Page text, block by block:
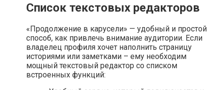
Список текстовых редакторов
«Продолжение в карусели» — удобный и простой
способ, как привлечь внимание аудитории. Если
владелец профиля хочет наполнить страницу
историями или заметками – ему необходим
мощный текстовый редактор со списком
встроенных функций: